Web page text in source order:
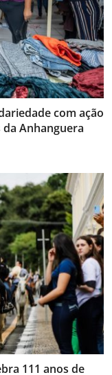
com ação
da Anhanguera
111 anos de